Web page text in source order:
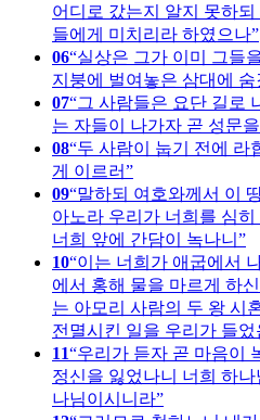
어디로 갔는지 알지 못하
들에게 미치리라 하였으나
06 실상은 그가 이미 그들
지붕에 벌여놓은 삼대에
07 그 사람들은 요단 길로
는 자들이 나가자 곧 성문
08 두 사람이 눕기 전에 라
게 이르러
09 말하되 여호와께서 이
아노라 우리가 너희를 심
너희 앞에 간담이 녹나니
10 이는 너희가 애굽에서
에서 홍해 물을 마르게 하
는 아모리 사람의 두 왕 시
전멸시킨 일을 우리가 들
11 우리가 듣자 곧 마음이
정신을 잃었나니 너희 하
나님이시니라